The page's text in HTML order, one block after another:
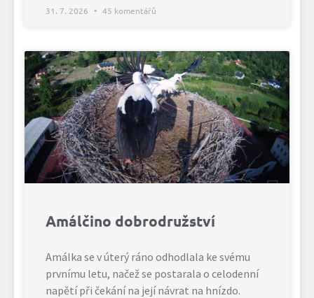
31. 7. 2026 45 komentářů
Amálčino dobrodružství
Amálka se v úterý ráno odhodlala ke svému
prvnímu letu, načež se postarala o celodenní
napětí při čekání na její návrat na hnízdo.